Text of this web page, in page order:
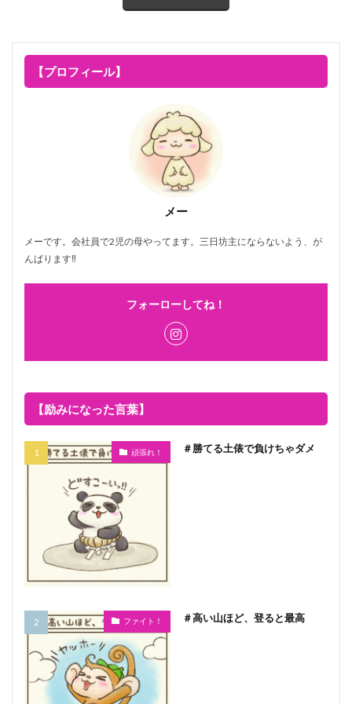
【プロフィール】
メー
メーです。会社員で2児の母やってます。三日坊主にならないよう、が
んばります‼
フォーローしてね！
【励みになった言葉】
頑張れ！ ＃勝てる土俵で負けちゃダメ
ファイト！ ＃高い山ほど、登ると最高